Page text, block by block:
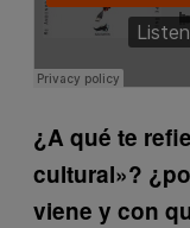
¿A qué te
cultural»?
viene y con